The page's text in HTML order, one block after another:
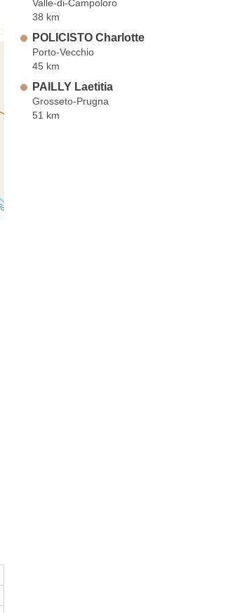
Valle-di-Campoloro
38 km
POLICISTO Charlotte
Porto-Vecchio
45 km
PAILLY Laetitia
Grosseto-Prugna
51 km